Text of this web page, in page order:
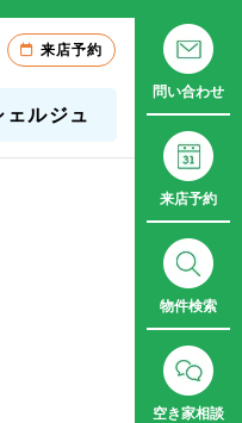
ェルジュ
問い合わせ
来店予約
物件検索
空き家相談
来店予約